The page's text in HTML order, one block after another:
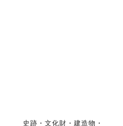
史跡・文化財・建造物・